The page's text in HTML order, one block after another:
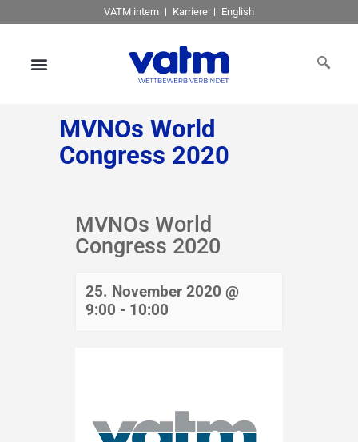
VATM intern Karriere English
MVNOs World
Congress 2020
MVNOs World
Congress 2020
25. November 2020 @
9:00 - 10:00